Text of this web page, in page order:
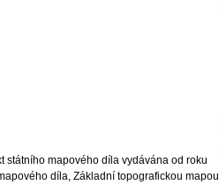
státního mapového díla vydávána od roku
díla, Základní topografickou mapou